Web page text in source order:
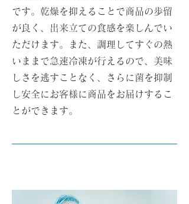
です。乾燥を抑えることで商品の歩留
が良く、出来立ての食感を楽しんでい
ただけます。また、調理してすぐの熱
いままで急速冷凍が行えるので、美味
しさを逃すことなく、さらに菌を抑制
し安全にお客様に商品をお届けするこ
とができます。